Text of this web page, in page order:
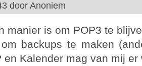
door Anoniem
manier is om POP3 te
backups te maken
en Kalender mag van mij